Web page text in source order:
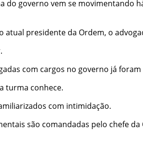
do governo vem se movimentando
atual presidente da Ordem, o
com cargos no governo já
turma conhece.
com intimidação.
são comandadas pelo chefe